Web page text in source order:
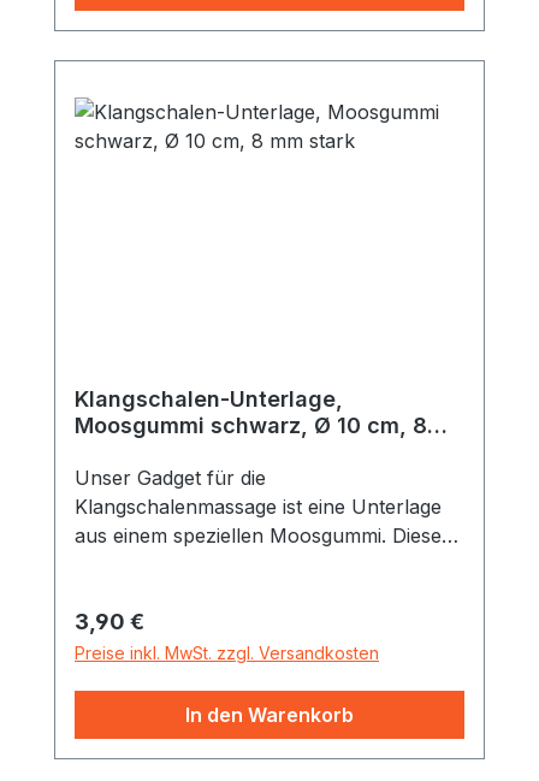
Klangschalen-Unterlage,
Moosgummi schwarz, Ø 10 cm, 8
Unser Gadget für die
Klangschalenmassage ist eine Unterlage
aus einem speziellen Moosgummi. Dieses
schrägem Winkel auf dem Körper
positionieren2. Das Moosgummi überträgt
Körper 3. Das Moosgummi isoliert und die
Klangschale muss nicht vorgewärmt
werden
Regulärer Preis:
3,90 €
Preise inkl. MwSt. zzgl. Versandkosten
In den Warenkorb